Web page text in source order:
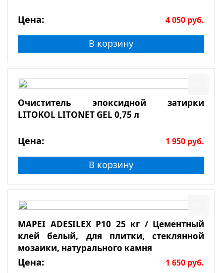
Цена: 4 050 руб.
В корзину
Очиститель эпоксидной затирки
LITOKOL LITONET GEL 0,75 л
Цена: 1 950 руб.
В корзину
MAPEI ADESILEX P10 25 кг / Цементный
клей белый, для плитки, стеклянной
мозаики, натурального камня
Цена: 1 650 руб.